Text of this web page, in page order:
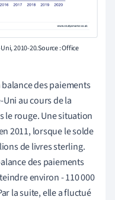
2010-20.Source : Office
des paiements
Uni au cours de la
le rouge. Une situation
2011, lorsque le solde
de livres sterling.
des paiements
environ - 110 000
la suite, elle a fluctué